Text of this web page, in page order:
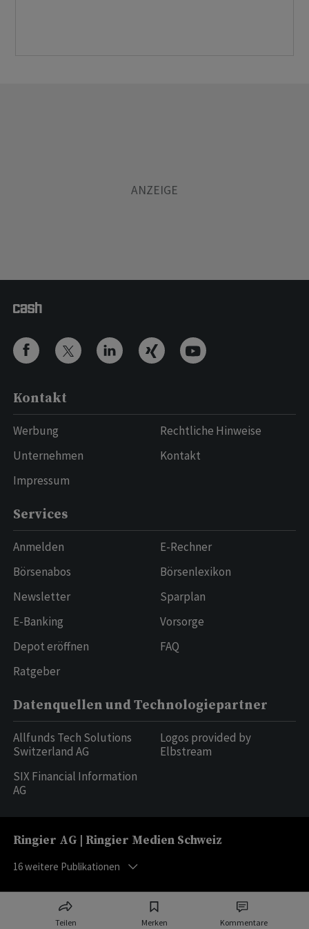
Teilen Merken Kommentare
Kontakt
Werbung
Unternehmen
Impressum
Rechtliche Hinweise
Kontakt
Services
Anmelden
Börsenabos
Newsletter
E-Banking
Depot eröffnen
Ratgeber
E-Rechner
Börsenlexikon
Sparplan
Vorsorge
FAQ
Datenquellen und Technologiepartner
Allfunds Tech Solutions
Switzerland AG
SIX Financial Information
AG
Logos provided by
Elbstream
Ringier AG | Ringier Medien Schweiz
16weitere Publikationen